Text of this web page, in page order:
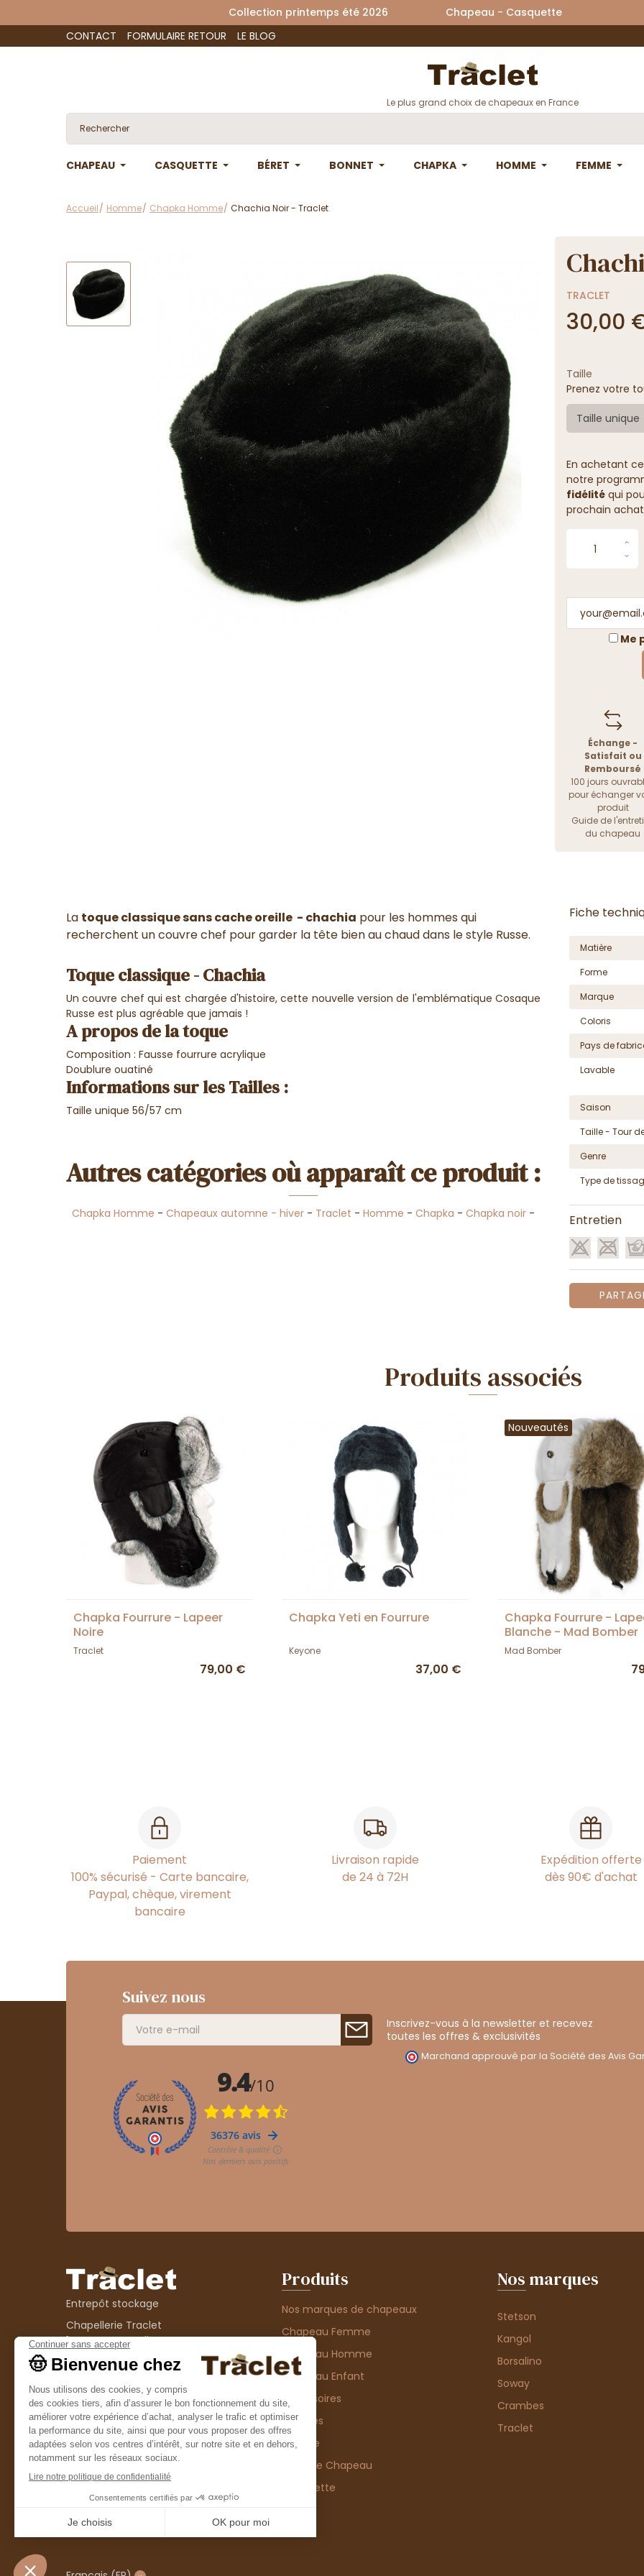
Collection printemps été 2026 Chapeau - Casquette
CONTACT
FORMULAIRE RETOUR LE BLOG
Le plus grand choix de chapeaux en France
CHAPEAU CASQUETTE BÉRET BONNET CHAPKA HOMME FEMME
Accueil Homme Chapka Homme Chachia Noir - Traclet
TRACLET
30,00
Taille
Prenez votre
Taille unique
En achetant
notre
fidélitéqui
prochain
Me
Échange -
Satisfait ou
Remboursé
100 jours
pour échanger
produit
Guide de
du chapeau
La toque classique sans cache oreille - chachia pour les hommes qui
recherchent un couvre chef pour garder la tête bien au chaud dans le style Russe.
Toque classique - Chachia
Un couvre chef qui est chargée d'histoire, cette nouvelle version de l'emblématique Cosaque
Russe est plus agréable que jamais !
A propos de la toque
Composition : Fausse fourrure acrylique
Doublure ouatiné
Informations sur les Tailles :
Taille unique 56/57 cm
Autres catégories où apparaît ce produit :
Chapka Homme - Chapeaux automne - hiver- Traclet - Homme - Chapka - Chapka noir -
Fiche
Matière
Forme
Marque
Coloris
Pays de
Lavable
Saison
Taille - Tour
Genre
Type de
Entretien
Produits associés
Chapka Fourrure - Lapeer
Noire
Traclet
79,00 €
Chapka Yeti en Fourrure
Keyone
37,00 €
Nouveautés
Chapka Fourrure -
Blanche - Mad Bomber
Mad Bomber
Paiement
100% sécurisé - Carte bancaire,
Paypal, chèque, virement
bancaire
Livraison rapide
de 24 à 72H
Expédition offerte
dès 90€ d'achat
Suivez nous
Inscrivez-vous à la newsletter et recevez
toutes les offres & exclusivités
Marchand approuvé par la Société des Avis
Entrepôt stockage
Chapellerie Traclet
14 Impasse Bardin
42300 Roanne
contact@chapellerie-traclet.com
Boutique
Chapellerie Traclet
4 rue de Cadore
42300 Roanne
Produits
Nos marques de chapeaux
Chapeau Femme
Chapeau Homme
Chapeau Enfant
Accessoires
Thèmes
Matière
Type de Chapeau
Casquette
Nos marques
Stetson
Kangol
Borsalino
Soway
Crambes
Traclet